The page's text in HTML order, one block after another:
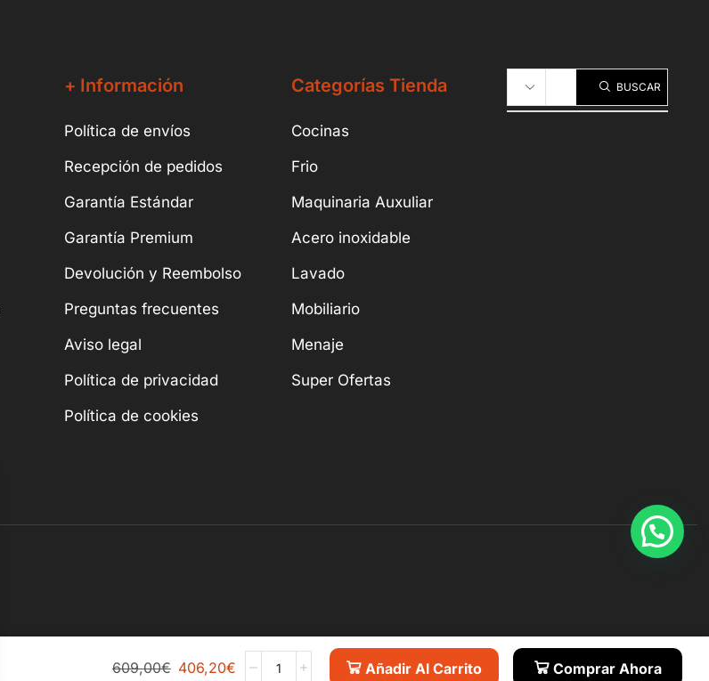
609,00€ 406,20€ Añadir Al Carrito Comprar Ahora
+ Información
Política de envíos
Recepción de pedidos
Garantía Estándar
Garantía Premium
Devolución y Reembolso
Preguntas frecuentes
Aviso legal
Política de privacidad
Política de cookies
Categorías Tienda
Cocinas
Frio
Maquinaria Auxuliar
Acero inoxidable
Lavado
Mobiliario
Menaje
Super Ofertas
BUSCAR